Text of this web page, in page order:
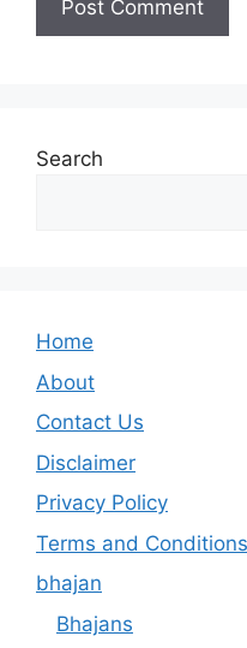
Search
Home
About
Contact Us
Disclaimer
Privacy Policy
Terms and Conditions
bhajan
Bhajans